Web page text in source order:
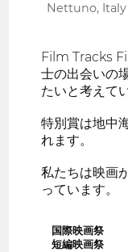
Nettuno, Italy
Film Tracks
士の出会いの
たいと考えて
特別賞は地中
れます。
私たちは映画
っています。
国際映画祭
短編映画祭